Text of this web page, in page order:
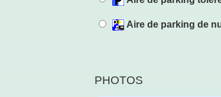
Aire de parking de
PHOTOS